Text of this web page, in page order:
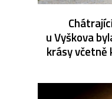
u Vyškova
krásy včetně